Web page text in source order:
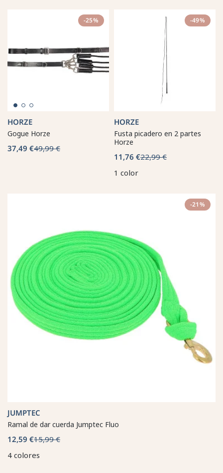
-25%
HORZE
Gogue Horze
37,49 €49,99 €
-49%
HORZE
Fusta picadero en 2 partes
Horze
11,76 €22,99 €
1 color
-21%
JUMPTEC
Ramal de dar cuerda Jumptec Fluo
12,59 €15,99 €
4 colores